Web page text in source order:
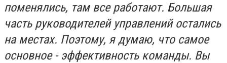
поменялись, там все работают. Большая
часть руководителей управлений остались
на местах. Поэтому, я думаю, что самое
основное - эффективность команды. Вы